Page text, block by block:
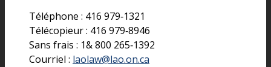
Téléphone : 416 979‑1321
Télécopieur : 416 979‑8946
Sans frais : 1& 800 265‑1392
Courriel : laolaw@lao.on.ca